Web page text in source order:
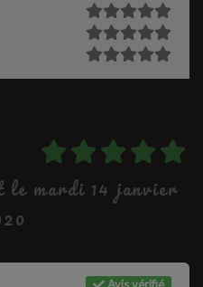
le mardi 14 janvier
Avis vérifié